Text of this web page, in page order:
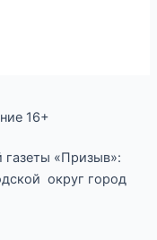
16+
газеты «Призыв»:
округ город